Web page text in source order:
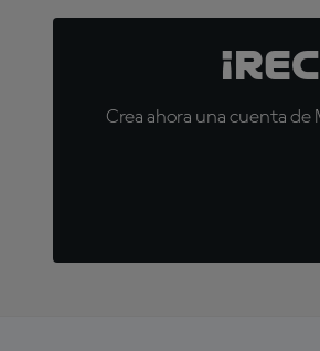
Crea ahora una cuenta